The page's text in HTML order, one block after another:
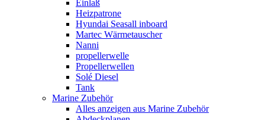
Einlaß
Heizpatrone
Hyundai Seasall inboard
Martec Wärmetauscher
Nanni
propellerwelle
Propellerwellen
Solé Diesel
Tank
Marine Zubehör
Alles anzeigen aus Marine Zubehör